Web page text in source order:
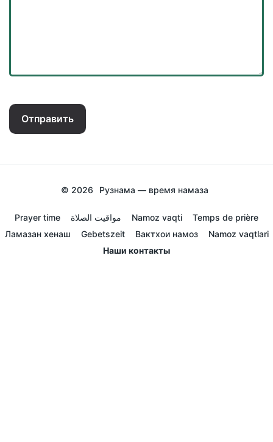
Отправить
© 2026 Рузнама — время намаза
Prayer time مواقيت الصلاة Namoz vaqti
Temps de prière
Ламазан хенаш
Gebetszeit Вактхои намоз
Namoz vaqtlari
Наши контакты